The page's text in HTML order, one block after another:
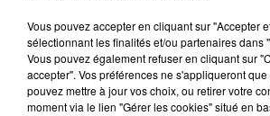
Vous pouvez accepter en cliquant sur "Accepter
sélectionnant les finalités et/ou partenaires dans
Vous pouvez également refuser en cliquant sur
accepter". Vos préférences ne s'appliqueront
pouvez mettre à jour vos choix, ou retirer votre
moment via le lien "Gérer les cookies" situé en